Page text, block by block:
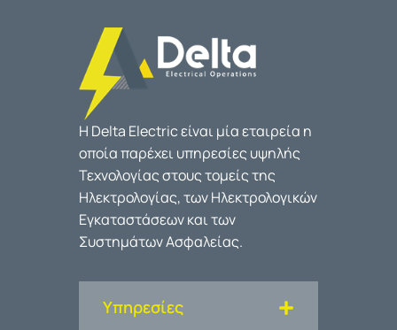
Η Delta Electric είναι μία εταιρεία η
οποία παρέχει υπηρεσίες υψηλής
Τεχνολογίας στους τομείς της
Ηλεκτρολογίας, των Ηλεκτρολογικών
Εγκαταστάσεων και των
Συστημάτων Ασφαλείας.
Υπηρεσίες